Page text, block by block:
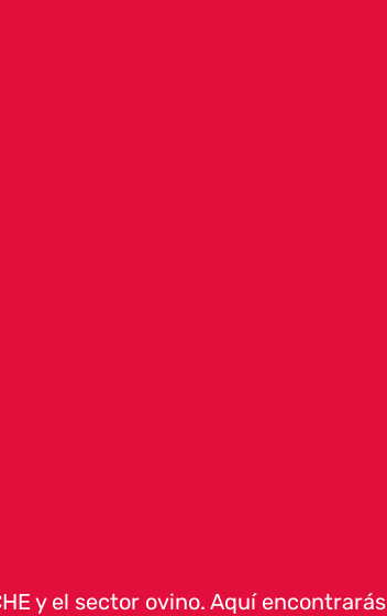
y el sector ovino. Aquí encontrarás